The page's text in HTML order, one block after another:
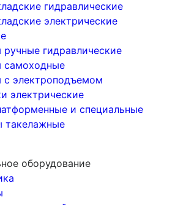
гидравлические
электрические
гидравлические
самоходные
электроподъемом
электрические
и специальные
такелажные
оборудование